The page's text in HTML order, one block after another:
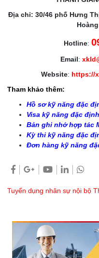
Địa chỉ: 30/46 phố Hưng
Hotline:
Email:
Website: https://
Tham khảo thêm:
Hồ sơ kỹ năng đặc
Visa kỹ năng đặc định
Bản ghi nhớ hợp tác
Kỳ thi kỹ năng đặc
Đơn hàng kỹ năng
Tuyển dụng nhân sự nội bộ